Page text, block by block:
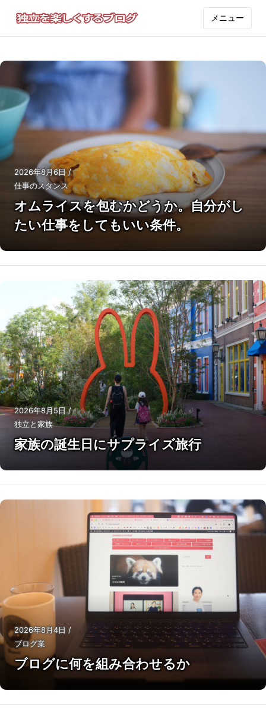
メニュー
2026年8月6日/
仕事のスタンス
オムライスを包むかどうか。自分がし
たい仕事をしてもいい条件。
2026年8月5日/
独立と家族
家族の誕生日にサプライズ旅行
2026年8月4日 /
ブログ業
ブログに何を組み合わせるか